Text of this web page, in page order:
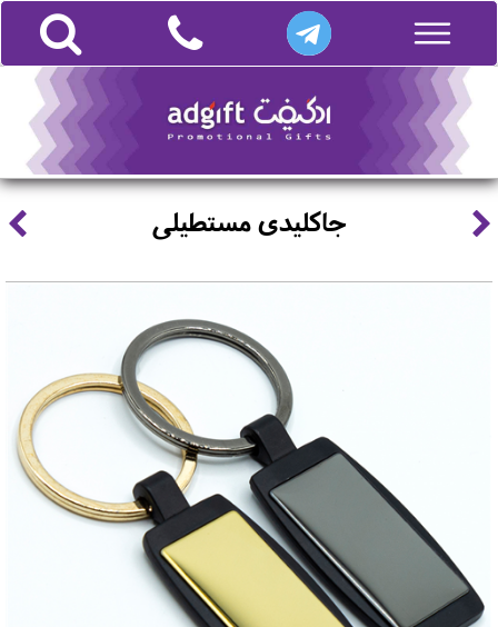
جاکلیدی مستطیلی